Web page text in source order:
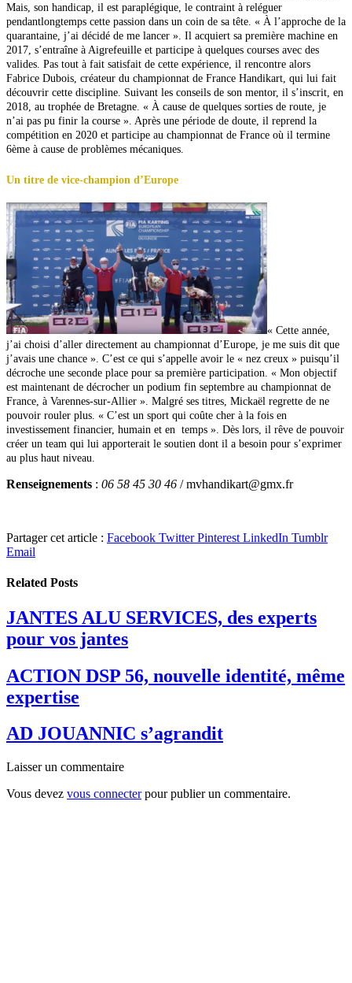
Mais, son handicap, il est paraplégique, le contraint à reléguer
pendantlongtemps cette passion dans un coin de sa tête. « À l’approche de la
quarantaine, j’ai décidé de me lancer ». Il acquiert sa première machine en
2017, s’entraîne à Aigrefeuille et participe à quelques courses avec des
valides. Pas tout à fait satisfait de cette expérience, il rencontre alors
Fabrice Dubois, créateur du championnat de France Handikart, qui lui fait
découvrir cette discipline. Suivant les conseils de son mentor, il s’inscrit, en
2018, au trophée de Bretagne. « À cause de quelques sorties de route, je
n’ai pas pu finir la course ». Après une période de doute, il reprend la
compétition en 2020 et participe au championnat de France où il termine
6ème à cause de problèmes mécaniques.
Un titre de vice-champion d’Europe
« Cette année,
j’ai choisi d’aller directement au championnat d’Europe, je me suis dit que
j’avais une chance ». C’est ce qui s’appelle avoir le « nez creux » puisqu’il
décroche une seconde place pour sa première participation. « Mon objectif
est maintenant de décrocher un podium fin septembre au championnat de
France, à Varennes-sur-Allier ». Malgré ses titres, Mickaël regrette de ne
pouvoir rouler plus. « C’est un sport qui coûte cher à la fois en
investissement financier, humain et en temps ». Dès lors, il rêve de pouvoir
créer un team qui lui apporterait le soutien dont il a besoin pour s’exprimer
au plus haut niveau.
Renseignements : 06 58 45 30 46 / mvhandikart@gmx.fr
Partager cet article : Facebook Twitter Pinterest LinkedIn Tumblr
Email
Related Posts
JANTES ALU SERVICES, des experts
pour vos jantes
ACTION DSP 56, nouvelle identité, même
expertise
AD JOUANNIC s’agrandit
Laisser un commentaire
Vous devez vous connecterpour publier un commentaire.